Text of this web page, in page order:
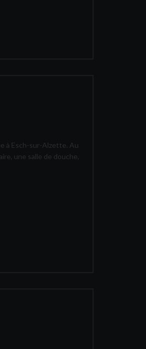
à Esch-sur-Alzette. Au
une salle de douche,